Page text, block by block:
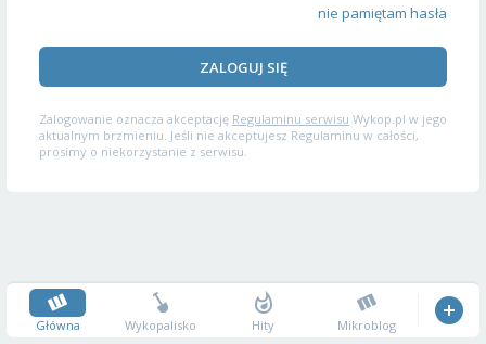
nie pamiętam hasła
ZALOGUJ SIĘ
Zalogowanie oznacza akceptację Regulaminu serwisu Wykop.pl w jego
aktualnym brzmieniu. Jeśli nie akceptujesz Regulaminu w całości,
prosimy o niekorzystanie z serwisu.
Główna Wykopalisko Hity Mikroblog